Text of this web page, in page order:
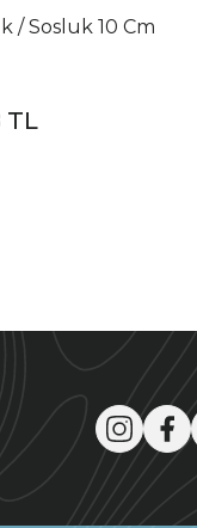
/ Sosluk 10 Cm
TL